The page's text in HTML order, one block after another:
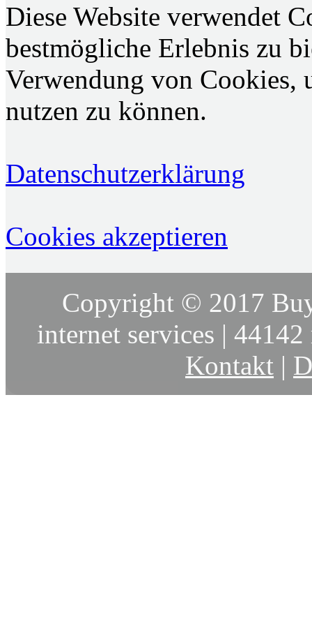
Diese Website verwendet
bestmögliche Erlebnis zu
Verwendung von Cookies,
nutzen zu können.
Datenschutzerklärung
Cookies akzeptieren
Copyright © 2017
internet services |
Kontakt |